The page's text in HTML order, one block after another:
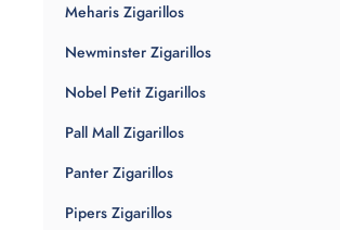
Meharis Zigarillos
Newminster Zigarillos
Nobel Petit Zigarillos
Pall Mall Zigarillos
Panter Zigarillos
Pipers Zigarillos